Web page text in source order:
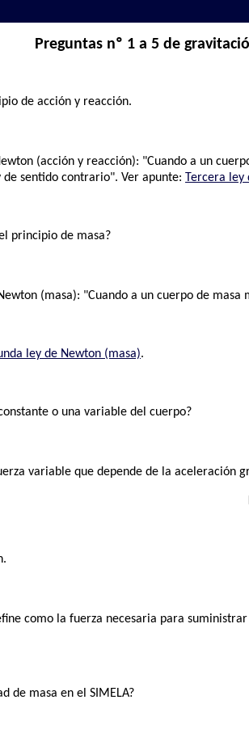
Preguntas nº 1 a 5 de
de acción y reacción.
(acción y reacción): "Cuando a un
sentido contrario". Ver apunte: Tercera ley
principio de masa?
(masa): "Cuando a un cuerpo de
ley de Newton (masa).
o una variable del cuerpo?
variable que depende de la aceleración
como la fuerza necesaria para
de masa en el SIMELA?